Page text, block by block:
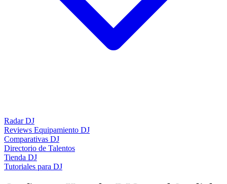
Radar DJ
Reviews Equipamiento DJ
Comparativas DJ
Directorio de Talentos
Tienda DJ
Tutoriales para DJ